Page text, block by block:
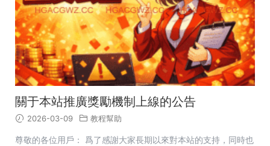
關于本站推廣獎勵機制上線的公告
2026-03-09 教程幫助
尊敬的各位用戶： 爲了感謝大家長期以來對本站的支持，同時也